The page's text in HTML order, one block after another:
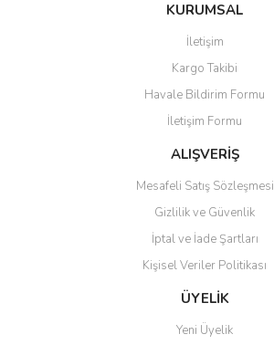
KURUMSAL
İletişim
Kargo Takibi
Havale Bildirim Formu
İletişim Formu
ALIŞVERİŞ
Mesafeli Satış Sözleşmesi
Gizlilik ve Güvenlik
İptal ve İade Şartları
Kişisel Veriler Politikası
ÜYELİK
Yeni Üyelik